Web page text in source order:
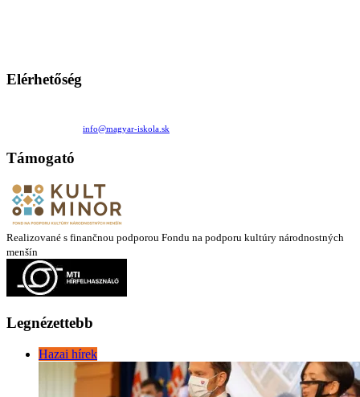
Elérhetőség
info@magyar-iskola.sk
Támogató
Realizované s finančnou podporou Fondu na podporu kultúry národnostných
menšín
Legnézettebb
Hazai hírek